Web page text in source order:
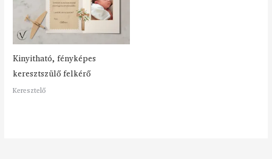
Kinyitható, fényképes
keresztszülő felkérő
Keresztelő